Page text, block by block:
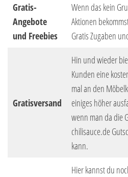
Gratis-
Angebote
und Freebies
Wenn das kein
Aktionen
Gratis Zugaben
Gratisversand
Hin und wieder
Kunden eine
mal an den
einiges höher
wenn man da die
chilisauce.de
kann.
Hier kannst du